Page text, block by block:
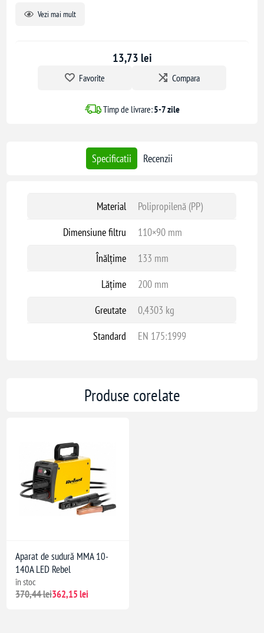
Ambalare: 1/50 bucăți
Vezi mai mult
13,73 lei
Favorite Compara
Timp de livrare:5-7 zile
Specificatii Recenzii
Material
Polipropilenă (PP)
Dimensiune filtru
110×90 mm
Înălțime
133 mm
Lățime
200 mm
Greutate
0,4303 kg
Standard
EN 175:1999
Produse corelate
Aparat de sudură MMA 10-
140A LED Rebel
în stoc
370,44 lei362,15 lei